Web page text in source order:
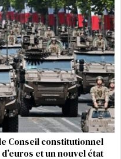
Conseil constitutionnel
et un nouvel état